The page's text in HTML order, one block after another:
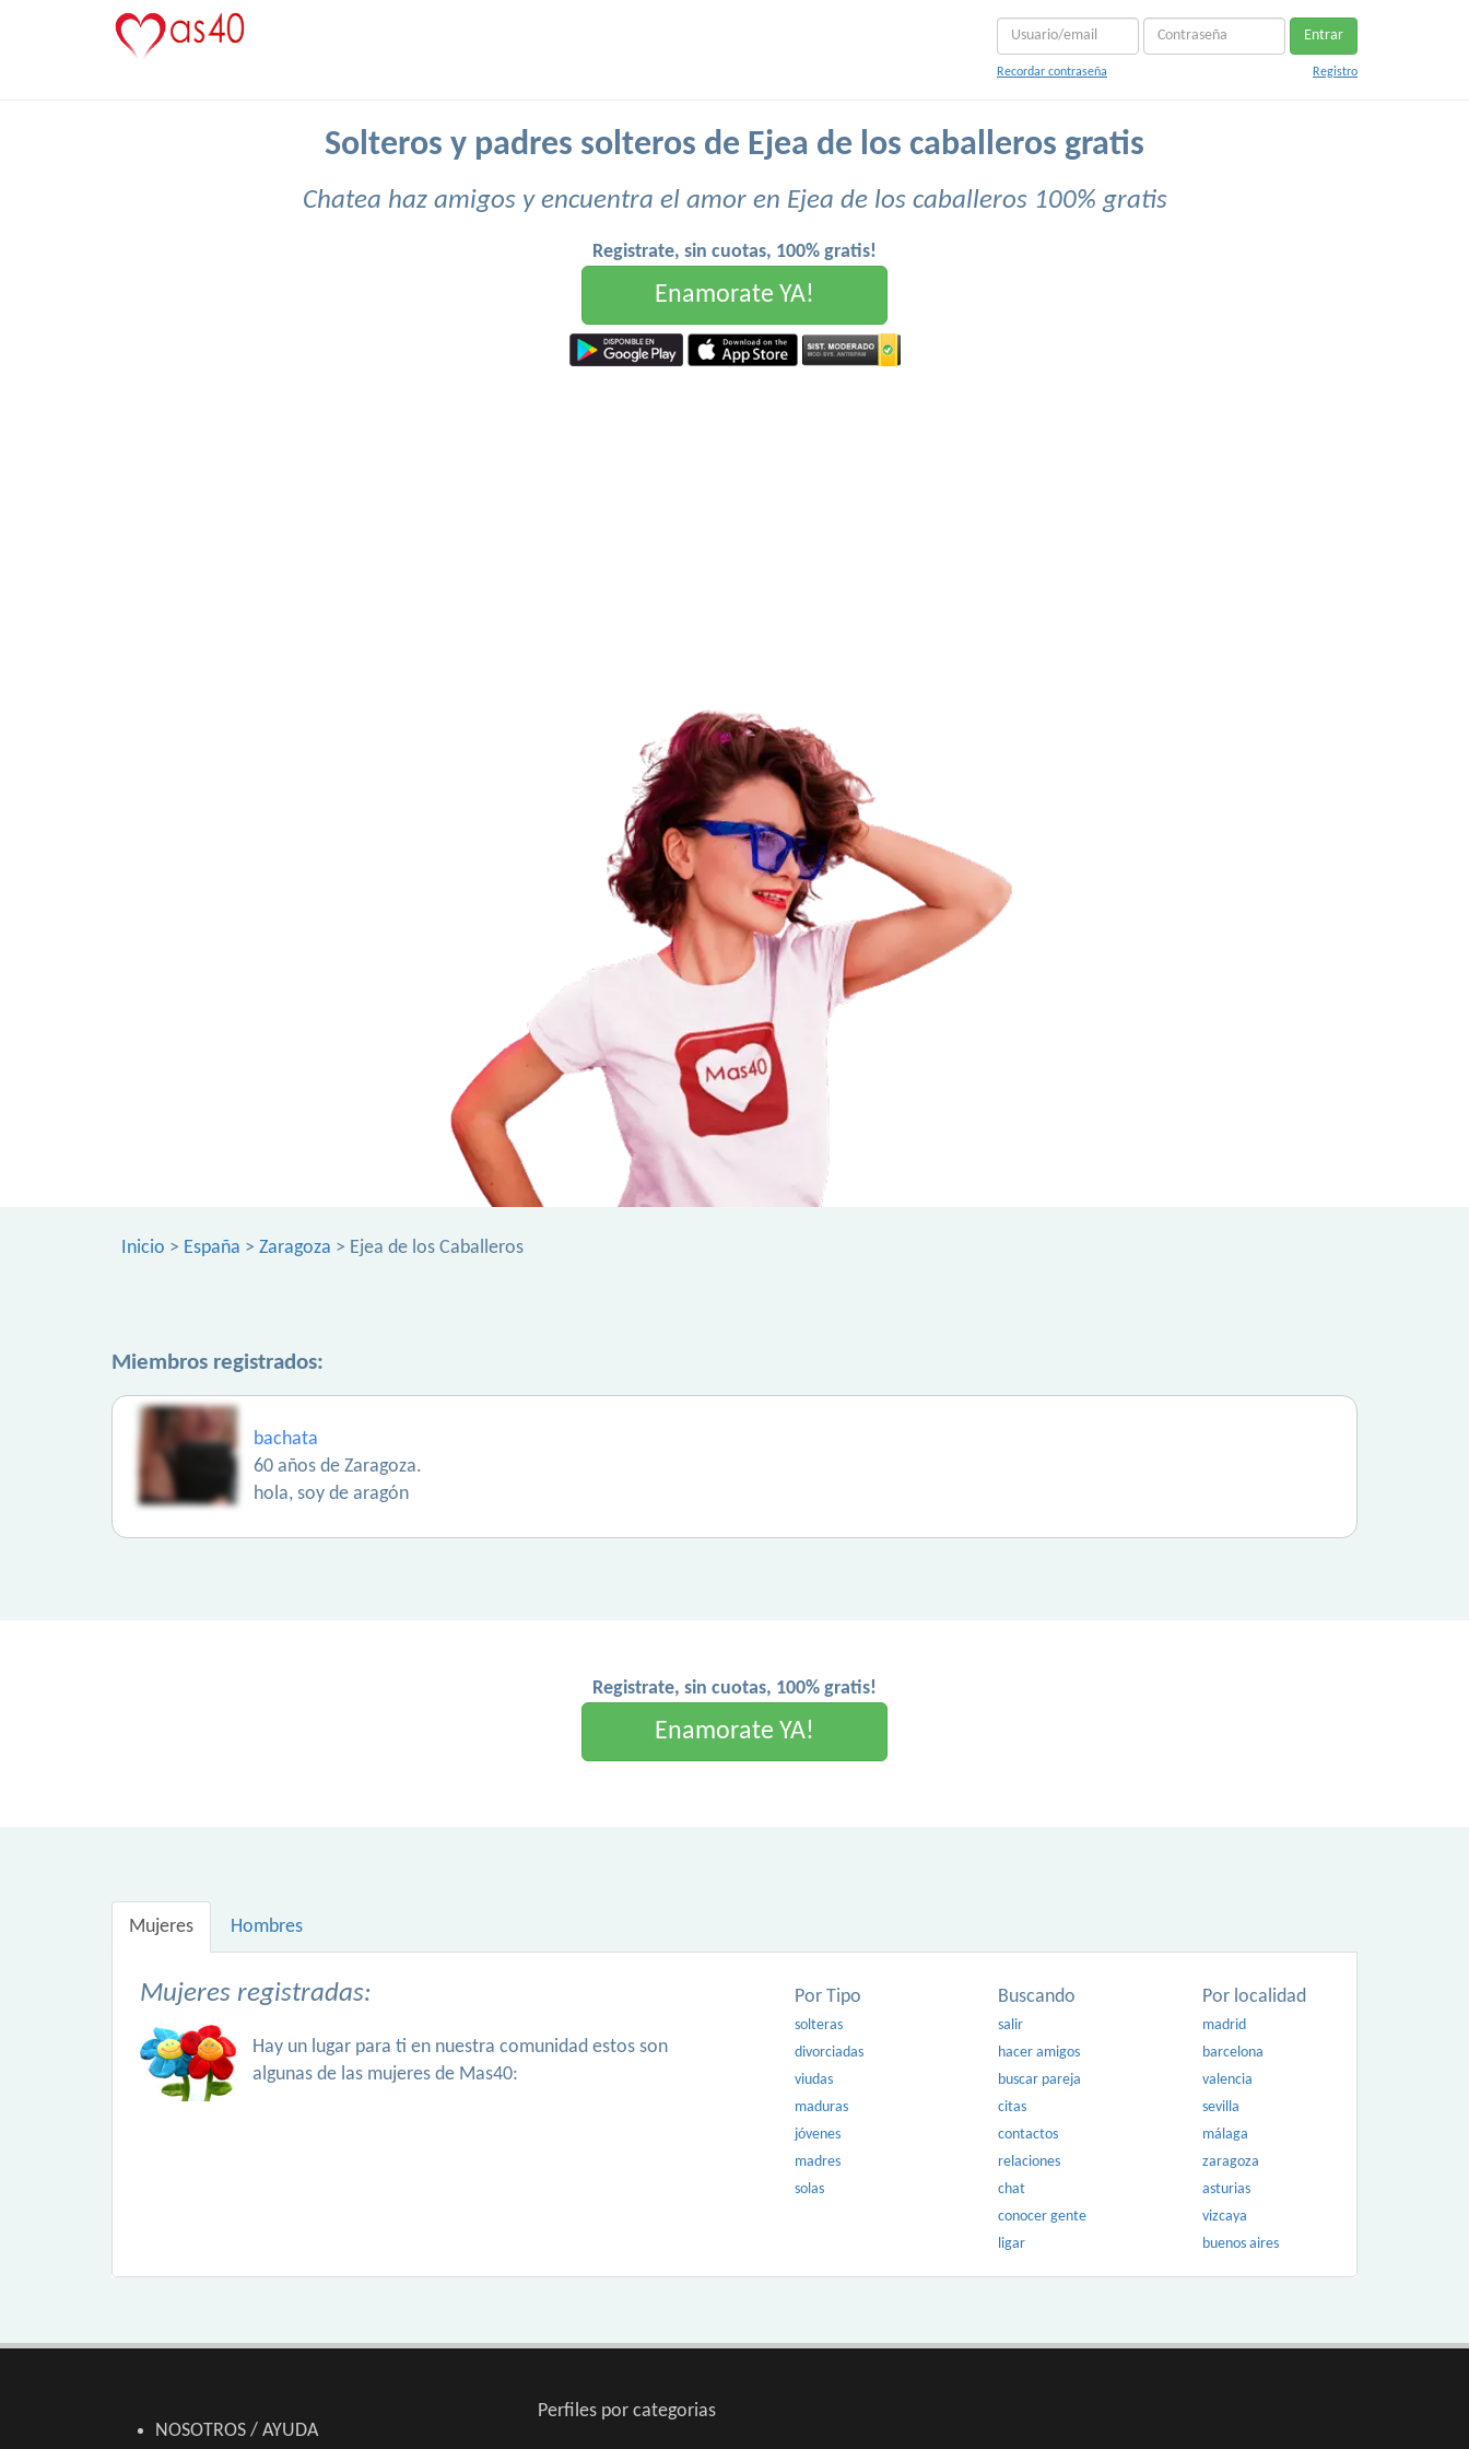
Entrar
Recordar contraseña Registro
Solteros y padres solteros de Ejea de los caballeros gratis
Chatea haz amigos y encuentra el amor en Ejea de los caballeros 100% gratis
Registrate, sin cuotas, 100% gratis!
Enamorate YA!
Inicio > España > Zaragoza > Ejea de los Caballeros
Miembros registrados:
bachata
60 años de Zaragoza.
hola, soy de aragón
Registrate, sin cuotas, 100% gratis!
Enamorate YA!
Mujeres Hombres
Mujeres registradas:
Hay un lugar para ti en nuestra comunidad estos son
algunas de las mujeres de Mas40:
Por Tipo
solteras
divorciadas
viudas
maduras
jóvenes
madres
solas
Buscando
salir
hacer amigos
buscar pareja
citas
contactos
relaciones
chat
conocer gente
ligar
Por localidad
madrid
barcelona
valencia
sevilla
málaga
zaragoza
asturias
vizcaya
buenos aires
NOSOTROS / AYUDA
Perfiles por categorias